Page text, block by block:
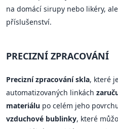
na domácí sirupy nebo likéry,
příslušenství.
PRECIZNÍ ZPRACOVÁNÍ
Precizní zpracování skla, které
automatizovaných linkách
materiálu po celém jeho
vzduchové bublinky, které